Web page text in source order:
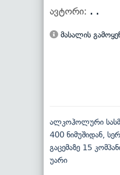
ავტორი: . .
მასალის
ალკოჰოლური
400 ნიმუშიდან,
გაცემაზე 15
უარი